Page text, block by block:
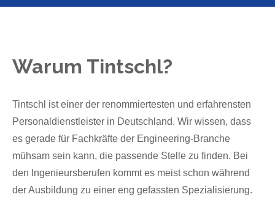
Warum Tintschl?
Tintschl ist einer der renommiertesten und erfahrensten
Personaldienstleister in Deutschland. Wir wissen, dass
es gerade für Fachkräfte der Engineering-Branche
mühsam sein kann, die passende Stelle zu finden. Bei
den Ingenieursberufen kommt es meist schon während
der Ausbildung zu einer eng gefassten Spezialisierung.